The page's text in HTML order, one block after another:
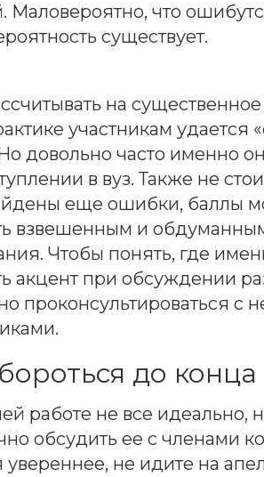
что
существует.
на
участникам удается
довольно часто именно
в вуз. Также не
еще ошибки, баллы
взвешенным и
Чтобы понять, где
акцент при обсуждении
проконсультироваться с
до конца
работе не все идеально,
обсудить ее с членами
увереннее, не идите на